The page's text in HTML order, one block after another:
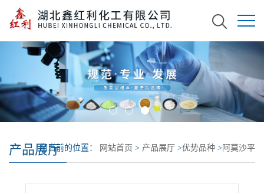
产品展厅您当前的位置： 网站首页 > 产品展厅 >优势品种 > 阿莫沙平